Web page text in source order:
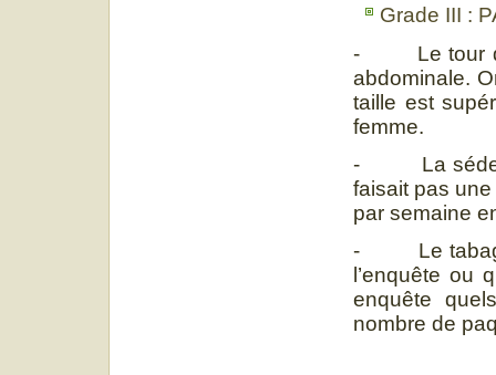
Grade III :
- Le tour de
abdominale.
taille est
femme.
- La
faisait pas
par semaine
- Le
l’enquête ou
enquête
nombre de